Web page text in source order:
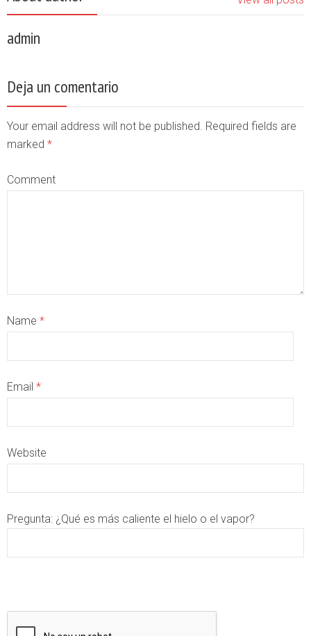
admin
Deja un comentario
Your email address will not be published. Required fields are
marked *
Comment
Name *
Email *
Website
Pregunta: ¿Qué es más caliente el hielo o el vapor?